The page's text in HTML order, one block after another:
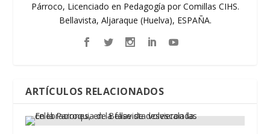
Párroco, Licenciado en Pedagogía por Comillas CIHS.
Bellavista, Aljaraque (Huelva), ESPAÑA.
ARTÍCULOS RELACIONADOS